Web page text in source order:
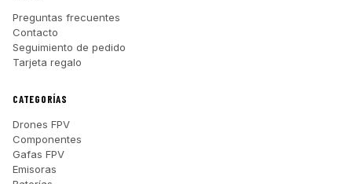
Preguntas frecuentes
Contacto
Seguimiento de pedido
Tarjeta regalo
CATEGORÍAS
Drones FPV
Componentes
Gafas FPV
Emisoras